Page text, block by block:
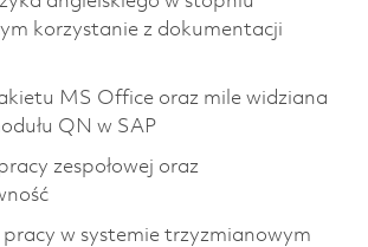
korzystanie z dokumentacji
MS Office oraz mile widziana
QN w SAP
zespołowej oraz
w systemie trzyzmianowym